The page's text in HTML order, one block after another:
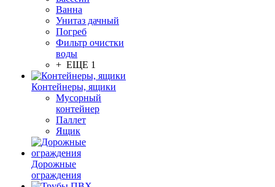
Ванна
Унитаз дачный
Погреб
Фильтр очистки
воды
+ ЕЩЕ 1
Контейнеры, ящики
Мусорный
контейнер
Паллет
Ящик
Дорожные
ограждения